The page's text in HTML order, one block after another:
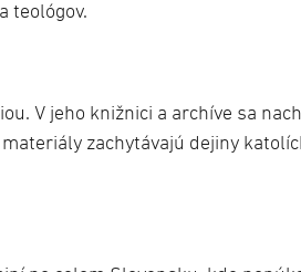
teológov.
V jeho knižnici a archíve sa
zachytávajú dejiny